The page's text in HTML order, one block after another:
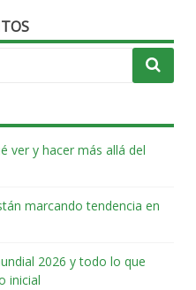
ver y hacer más allá del
marcando tendencia en
2026 y todo lo que
inicial